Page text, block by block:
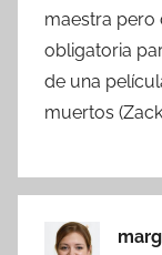
maestra pero
obligatoria
de una
muertos